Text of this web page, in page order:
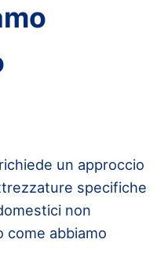
un approccio
specifiche
non
come abbiamo